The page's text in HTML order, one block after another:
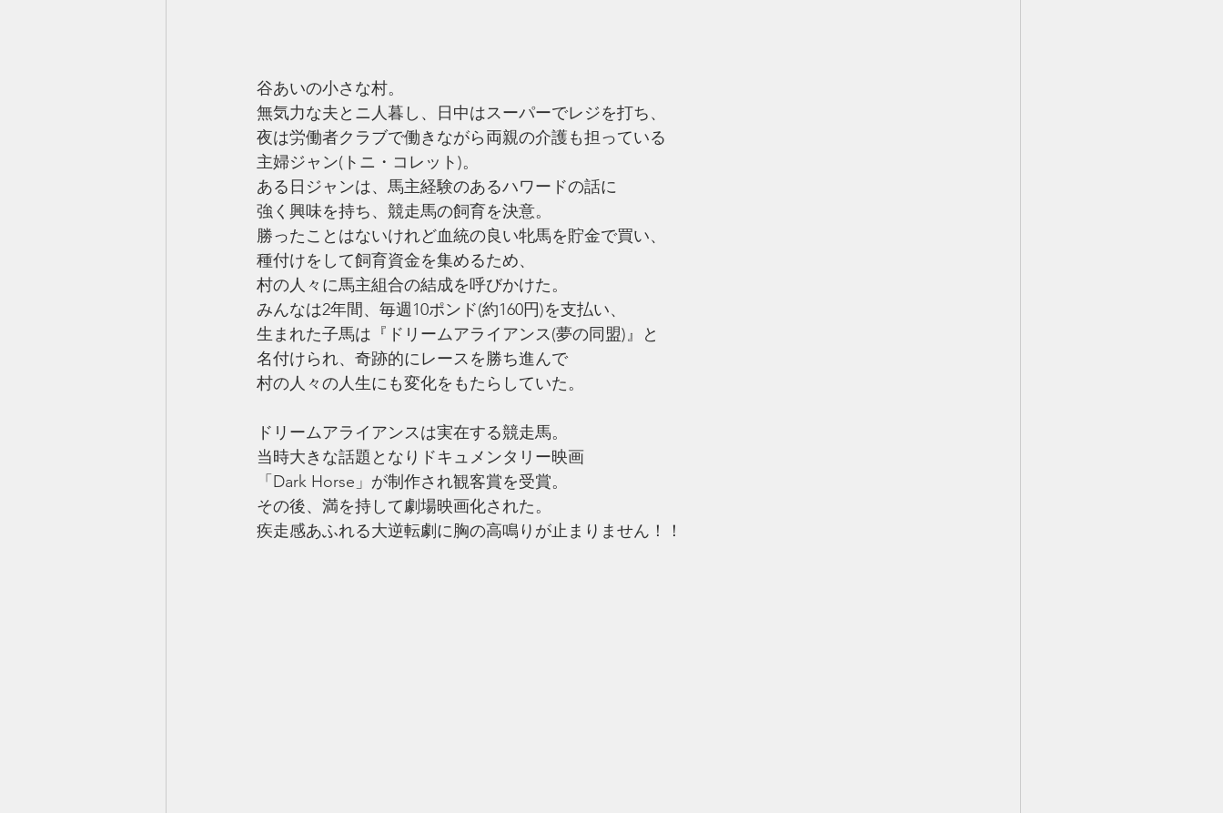
谷あいの小さな村。
無気力な夫とニ人暮し、日中はスーパーでレジを打ち、
夜は労働者クラブで働きながら両親の介護も担っている
主婦ジャン(トニ・コレット)。
ある日ジャンは、馬主経験のあるハワードの話に
強く興味を持ち、競走馬の飼育を決意。
勝ったことはないけれど血統の良い牝馬を貯金で買い、
種付けをして飼育資金を集めるため、
村の人々に馬主組合の結成を呼びかけた。
みんなは2年間、毎週10ポンド(約160円)を支払い、
生まれた子馬は『ドリームアライアンス(夢の同盟)』と
名付けられ、奇跡的にレースを勝ち進んで
村の人々の人生にも変化をもたらしていた。
ドリームアライアンスは実在する競走馬。
当時大きな話題となりドキュメンタリー映画
「Dark Horse」が制作され観客賞を受賞。
その後、満を持して劇場映画化された。
疾走感あふれる大逆転劇に胸の高鳴りが止まりません！！